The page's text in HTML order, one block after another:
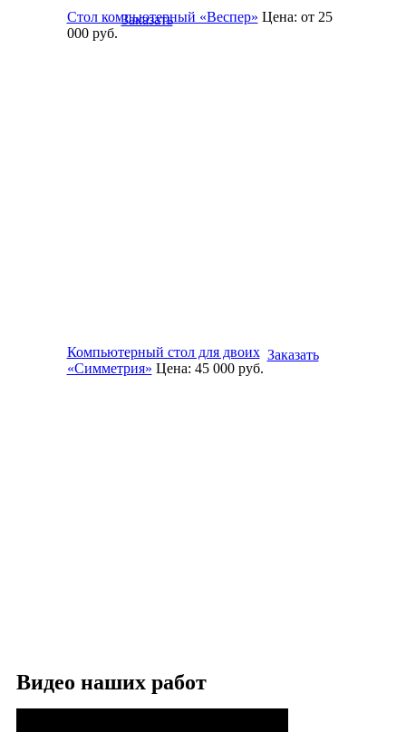
Стол компьютерный «Веспер» Цена: от 25
000руб.
Заказать
Компьютерный стол для двоих
«Симметрия» Цена: 45 000руб.
Заказать
Видео наших работ